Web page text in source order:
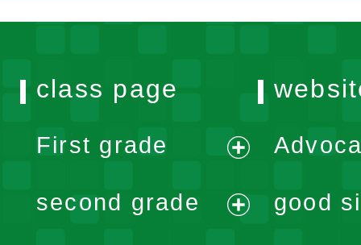
class page
First grade
menu
second grade
good